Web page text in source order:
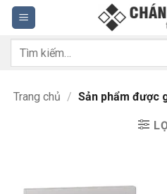
Bỏ
qua
nội
dung
Tìm
Trang chủ / Sản phẩm được